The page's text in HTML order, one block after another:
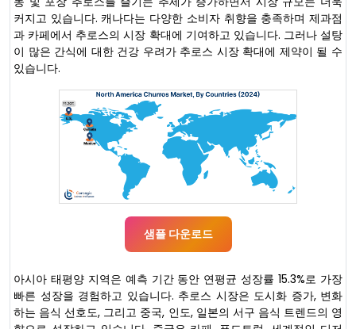
커지고 있습니다. 캐나다는 다양한 소비자 취향을 충족하며 제과점
과 카페에서 추로스의 시장 확대에 기여하고 있습니다. 그러나 설탕
이 많은 간식에 대한 건강 우려가 추로스 시장 확대에 제약이 될 수
있습니다.
샘플 다운로드
아시아 태평양 지역은 예측 기간 동안 연평균 성장률 15.3%로 가장
빠른 성장을 경험하고 있습니다. 추로스 시장은 도시화 증가, 변화
하는 음식 선호도, 그리고 중국, 인도, 일본의 서구 음식 트렌드의 영